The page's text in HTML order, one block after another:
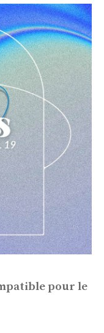
pour le